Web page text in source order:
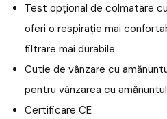
Test opțional de colmatare
oferi o respirație mai
filtrare mai durabile
Cutie de vânzare cu
pentru vânzarea cu amănuntul
Certificare CE